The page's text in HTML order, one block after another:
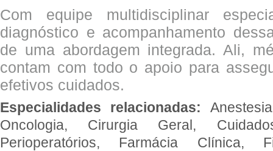
Com equipe multidisciplinar
diagnóstico e acompanhamento
de uma abordagem integrada. Ali,
contam com todo o apoio para
efetivos cuidados.
Especialidades relacionadas:
Oncologia, Cirurgia Geral,
Perioperatórios, Farmácia Clínica,